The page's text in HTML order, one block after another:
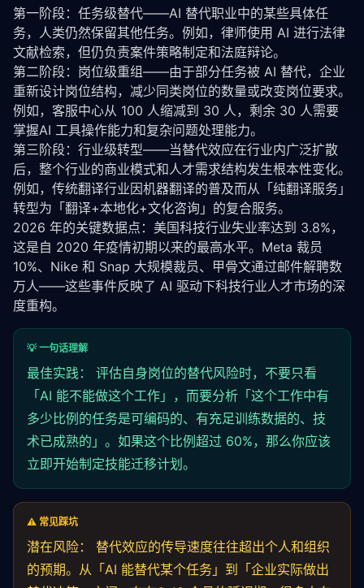
第一阶段：任务级替代——AI 替代职业中的某些具体任
务，人类仍然保留其他任务。例如，律师使用 AI 进行法律
文献检索，但仍负责案件策略制定和法庭辩论。
第二阶段：岗位级重组——由于部分任务被 AI 替代，企业
重新设计岗位结构，减少同类岗位的数量或改变岗位要求。
例如，客服中心从 100 人缩减到 30 人，剩余 30 人需要
掌握AI 工具操作能力和复杂问题处理能力。
第三阶段：行业级转型——当替代效应在行业内广泛扩散
后，整个行业的商业模式和人才需求结构发生根本性变化。
例如，传统翻译行业因机器翻译的普及而从「纯翻译服务」
转型为「翻译+本地化+文化咨询」的复合服务。
2026 年的关键数据点：美国科技行业失业率达到 3.8%，
这是自 2020 年疫情初期以来的最高水平。Meta 裁员
10%、Nike 和 Snap 大规模裁员、甲骨文通过邮件解聘数
万人——这些事件反映了 AI 驱动下科技行业人才市场的深
度重构。
💡 一句话理解
最佳实践： 评估自身岗位的替代风险时，不要只看
「AI 能不能做这个工作」，而要分析「这个工作中有
多少比例的任务是可编码的、有充足训练数据的、技
术已成熟的」。如果这个比例超过 60%，那么你应该
立即开始制定技能迁移计划。
⚠️ 常见踩坑
潜在风险： 替代效应的传导速度往往超出个人和组织
的预期。从「AI 能替代某个任务」到「企业实际做出